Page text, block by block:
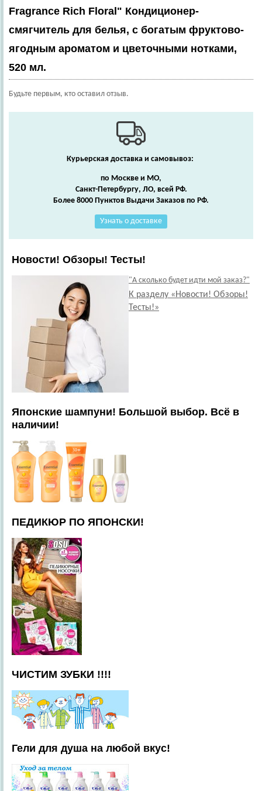
Fragrance Rich Floral" Кондиционер-
смягчитель для белья, с богатым фруктово-
ягодным ароматом и цветочными нотками,
520 мл.
Будьте первым, кто оставил отзыв.
Курьерская доставка и самовывоз:
по Москве и МО,
Санкт-Петербургу, ЛО, всей РФ.
Более 8000 Пунктов Выдачи Заказов по РФ.
Узнать о доставке
Новости! Обзоры! Тесты!
"А сколько будет идти мой заказ?"
К разделу «Новости! Обзоры!
Тесты!»
Японские шампуни! Большой выбор. Всё в
наличии!
ПЕДИКЮР ПО ЯПОНСКИ!
ЧИСТИМ ЗУБКИ !!!!
Гели для душа на любой вкус!